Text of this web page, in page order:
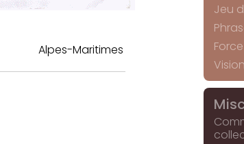
Alpes-Maritimes
Jeu